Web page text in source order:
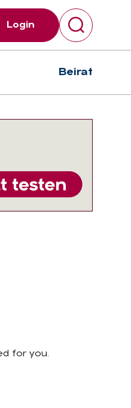
Login
Beirat
for you.